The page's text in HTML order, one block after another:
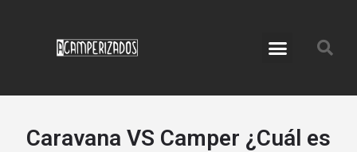
Caravana VS Camper ¿Cuál es